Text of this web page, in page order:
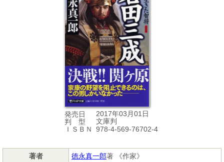
発売日
2017年03月01日
判 型
文庫判
ＩＳＢＮ
978-4-569-76702-4
著者 徳永真一郎著 《作家》